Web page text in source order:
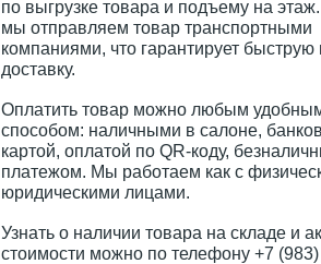
по выгрузке товара и подъему на
мы отправляем товар транспортными
компаниями, что гарантирует
доставку.
Оплатить товар можно любым
способом: наличными в салоне,
картой, оплатой по QR-коду,
платежом. Мы работаем как с
юридическими лицами.
Узнать о наличии товара на складе и
стоимости можно по телефону +7